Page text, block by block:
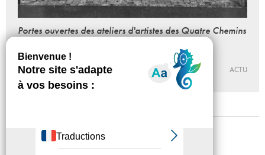
Portes ouvertes des ateliers d'artistes des Quatre Chemins
Du 10 au 12 - 11 - 2023
W
ACTU
Mentions légales